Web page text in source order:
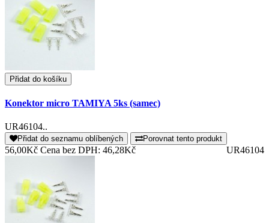
Přidat do košíku
Konektor micro TAMIYA 5ks (samec)
UR46104..
Přidat do seznamu oblíbených Porovnat tento produkt
56,00Kč Cena bez DPH: 46,28Kč UR46104